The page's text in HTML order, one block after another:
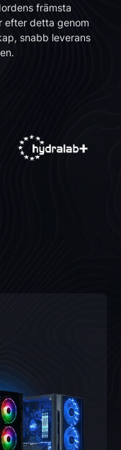
främsta
efter detta genom
snabb leverans